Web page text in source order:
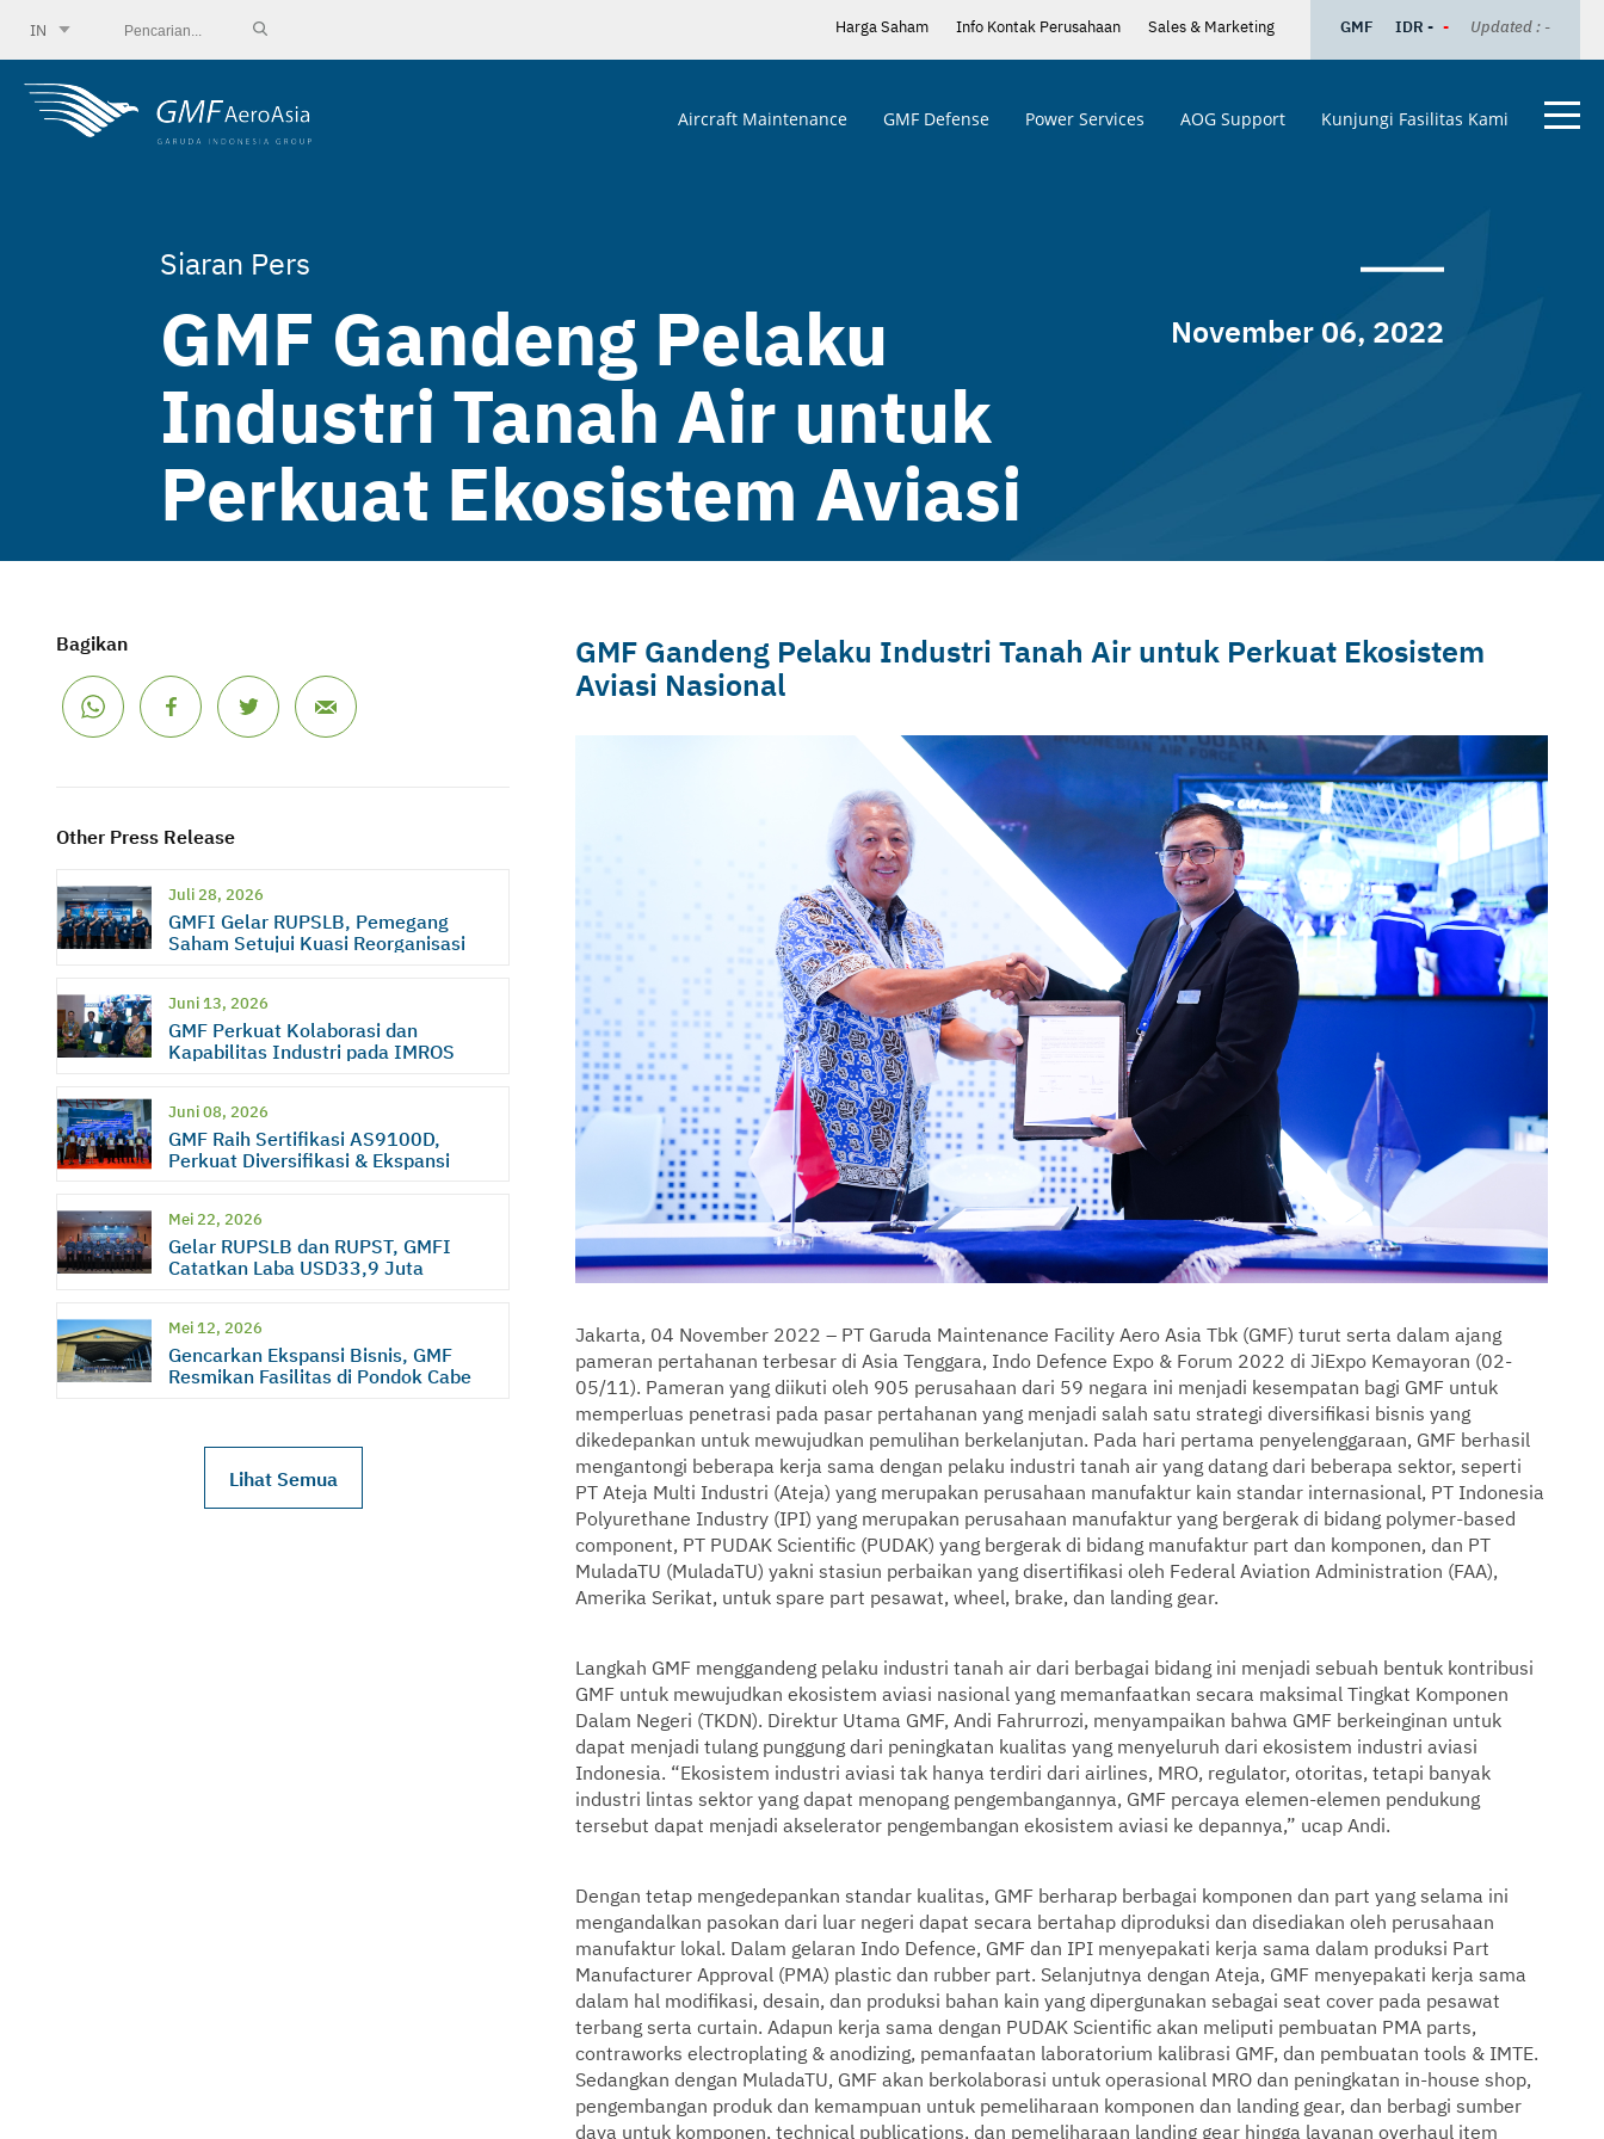
IN Harga Saham Info Kontak Perusahaan Sales & Marketing GMF IDR - - Updated : -
Aircraft Maintenance GMF Defense Power Services AOG Support Kunjungi Fasilitas Kami
Siaran Pers
GMF Gandeng Pelaku
Industri Tanah Air untuk
Perkuat Ekosistem Aviasi
November 06, 2022
Bagikan
Other Press Release
Juli 28, 2026
GMFI Gelar RUPSLB, Pemegang
Saham Setujui Kuasi Reorganisasi
Juni 13, 2026
GMF Perkuat Kolaborasi dan
Kapabilitas Industri pada IMROS
Juni 08, 2026
GMF Raih Sertifikasi AS9100D,
Perkuat Diversifikasi & Ekspansi
Mei 22, 2026
Gelar RUPSLB dan RUPST, GMFI
Catatkan Laba USD33,9 Juta
Mei 12, 2026
Gencarkan Ekspansi Bisnis, GMF
Resmikan Fasilitas di Pondok Cabe
Lihat Semua
GMF Gandeng Pelaku Industri Tanah Air untuk Perkuat Ekosistem
Aviasi Nasional
Jakarta, 04 November 2022 – PT Garuda Maintenance Facility Aero Asia Tbk (GMF) turut serta dalam ajang
pameran pertahanan terbesar di Asia Tenggara, Indo Defence Expo & Forum 2022 di JiExpo Kemayoran (02-
05/11). Pameran yang diikuti oleh 905 perusahaan dari 59 negara ini menjadi kesempatan bagi GMF untuk
memperluas penetrasi pada pasar pertahanan yang menjadi salah satu strategi diversifikasi bisnis yang
dikedepankan untuk mewujudkan pemulihan berkelanjutan. Pada hari pertama penyelenggaraan, GMF berhasil
mengantongi beberapa kerja sama dengan pelaku industri tanah air yang datang dari beberapa sektor, seperti
PT Ateja Multi Industri (Ateja) yang merupakan perusahaan manufaktur kain standar internasional, PT Indonesia
Polyurethane Industry (IPI) yang merupakan perusahaan manufaktur yang bergerak di bidang polymer-based
component, PT PUDAK Scientific (PUDAK) yang bergerak di bidang manufaktur part dan komponen, dan PT
MuladaTU (MuladaTU) yakni stasiun perbaikan yang disertifikasi oleh Federal Aviation Administration (FAA),
Amerika Serikat, untuk spare part pesawat, wheel, brake, dan landing gear.
Langkah GMF menggandeng pelaku industri tanah air dari berbagai bidang ini menjadi sebuah bentuk kontribusi
GMF untuk mewujudkan ekosistem aviasi nasional yang memanfaatkan secara maksimal Tingkat Komponen
Dalam Negeri (TKDN). Direktur Utama GMF, Andi Fahrurrozi, menyampaikan bahwa GMF berkeinginan untuk
dapat menjadi tulang punggung dari peningkatan kualitas yang menyeluruh dari ekosistem industri aviasi
Indonesia. “Ekosistem industri aviasi tak hanya terdiri dari airlines, MRO, regulator, otoritas, tetapi banyak
industri lintas sektor yang dapat menopang pengembangannya, GMF percaya elemen-elemen pendukung
tersebut dapat menjadi akselerator pengembangan ekosistem aviasi ke depannya,” ucap Andi.
Dengan tetap mengedepankan standar kualitas, GMF berharap berbagai komponen dan part yang selama ini
mengandalkan pasokan dari luar negeri dapat secara bertahap diproduksi dan disediakan oleh perusahaan
manufaktur lokal. Dalam gelaran Indo Defence, GMF dan IPI menyepakati kerja sama dalam produksi Part
Manufacturer Approval (PMA) plastic dan rubber part. Selanjutnya dengan Ateja, GMF menyepakati kerja sama
dalam hal modifikasi, desain, dan produksi bahan kain yang dipergunakan sebagai seat cover pada pesawat
terbang serta curtain. Adapun kerja sama dengan PUDAK Scientific akan meliputi pembuatan PMA parts,
contraworks electroplating & anodizing, pemanfaatan laboratorium kalibrasi GMF, dan pembuatan tools & IMTE.
Sedangkan dengan MuladaTU, GMF akan berkolaborasi untuk operasional MRO dan peningkatan in-house shop,
pengembangan produk dan kemampuan untuk pemeliharaan komponen dan landing gear, dan berbagi sumber
daya untuk komponen, technical publications, dan pemeliharaan landing gear hingga layanan overhaul item